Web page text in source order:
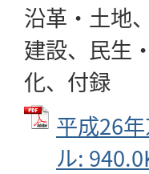
沿革・土地
建設、民生
化、付録
平成26
ル: